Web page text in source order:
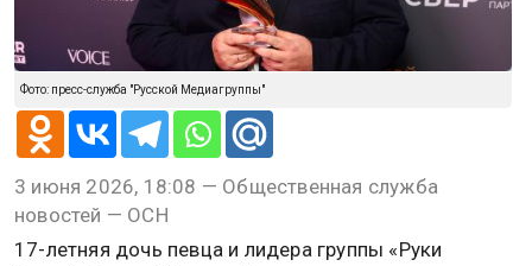
Фото: пресс-служба "Русской Медиагруппы"
3 июня 2026, 18:08 — Общественная служба
новостей — ОСН
17-летняя дочь певца и лидера группы «Руки